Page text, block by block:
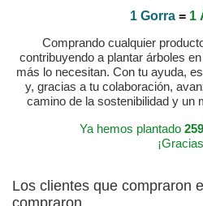
1 Gorra = 1
Comprando cualquier
contribuyendo a plantar árboles
más lo necesitan. Con tu ayuda,
y, gracias a tu colaboración,
camino de la sostenibilidad y un
Ya hemos plantado
Los clientes que compraron